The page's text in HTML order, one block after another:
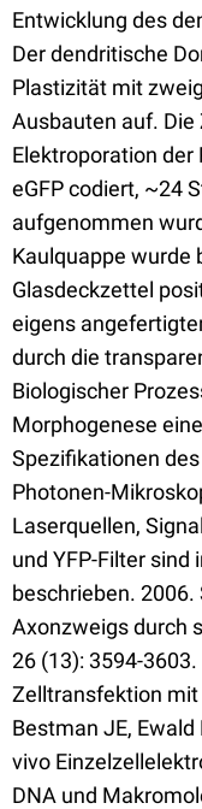
Entwicklung des
Der dendritische
Plastizität mit
Ausbauten auf.
Elektroporation der
eGFP codiert, ~24
aufgenommen
Kaulquappe wurde
Glasdeckzettel
eigens
durch die
Biologischer
Morphogenese
Spezifikationen
Photonen-
Laserquellen,
und YFP-Filter sind
beschrieben.
Axonzweigs durch
26 (13): 3594-
Zelltransfektion mit
Bestman JE, Ewald
vivo
DNA und